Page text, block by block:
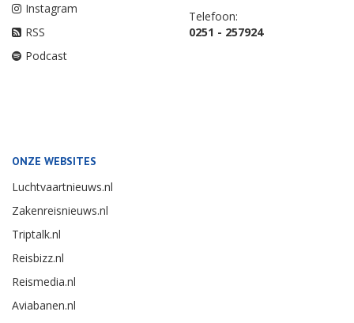
Instagram
RSS
Podcast
Telefoon:
0251 - 257924
ONZE WEBSITES
Luchtvaartnieuws.nl
Zakenreisnieuws.nl
Triptalk.nl
Reisbizz.nl
Reismedia.nl
Aviabanen.nl